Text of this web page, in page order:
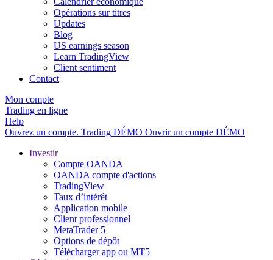
Opérations sur titres
Updates
Blog
US earnings season
Learn TradingView
Client sentiment
Contact
Mon compte
Trading en ligne
Help
Ouvrez un compte. Trading DÉMO Ouvrir un compte DÉMO
Investir
Compte OANDA
OANDA compte d'actions
TradingView
Taux d’intérêt
Application mobile
Client professionnel
MetaTrader 5
Options de dépôt
Télécharger app ou MT5